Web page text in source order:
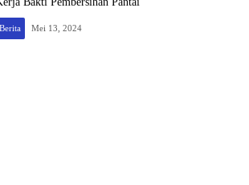
Berita Mei 13, 2024